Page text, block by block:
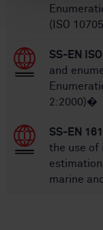
(ISO
SS-EN
and
2:2000)�
SS-EN
the use of
marine